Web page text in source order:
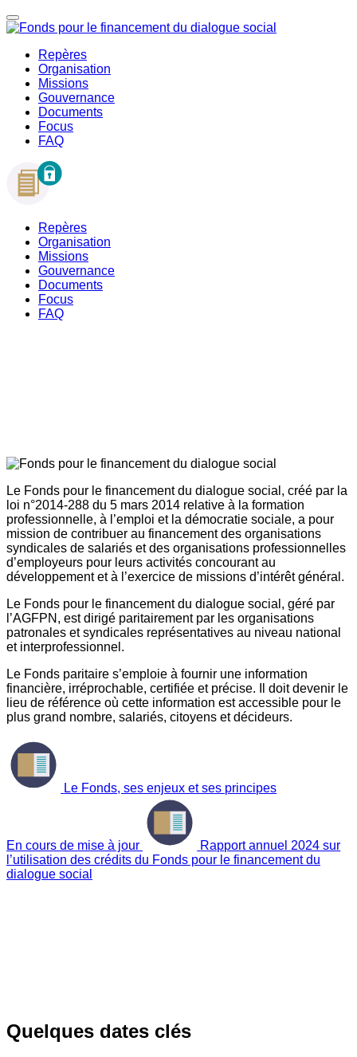
Repères
Organisation
Missions
Gouvernance
Documents
Focus
FAQ
Repères
Organisation
Missions
Gouvernance
Documents
Focus
FAQ
Le Fonds pour le financement du dialogue social, créé par la
loi n°2014-288 du 5 mars 2014 relative à la formation
professionnelle, à l’emploi et la démocratie sociale, a pour
mission de contribuer au financement des organisations
syndicales de salariés et des organisations professionnelles
d’employeurs pour leurs activités concourant au
développement et à l’exercice de missions d’intérêt général.
Le Fonds pour le financement du dialogue social, géré par
l’AGFPN, est dirigé paritairement par les organisations
patronales et syndicales représentatives au niveau national
et interprofessionnel.
Le Fonds paritaire s’emploie à fournir une information
financière, irréprochable, certifiée et précise. Il doit devenir le
lieu de référence où cette information est accessible pour le
plus grand nombre, salariés, citoyens et décideurs.
Le Fonds, ses enjeux et ses principes
En cours de mise à jour
Rapport annuel 2024 sur
l’utilisation des crédits du Fonds pour le financement du
dialogue social
Quelques dates clés